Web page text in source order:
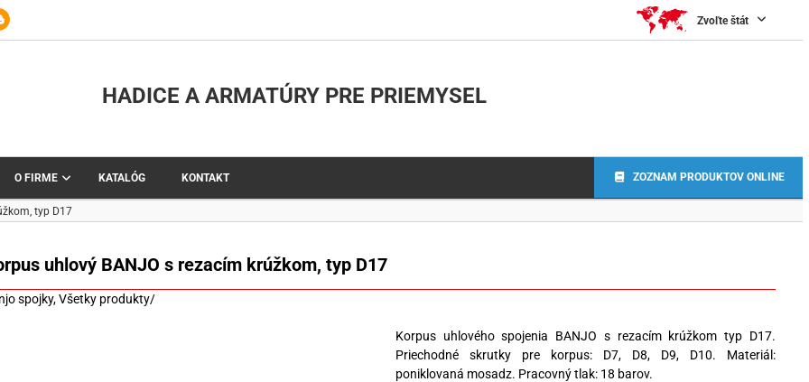
Zvoľte štát
HADICE A ARMATÚRY PRE PRIEMYSEL
O FIRME KATALÓG KONTAKT ZOZNAM PRODUKTOV ONLINE
typ D17
uhlový BANJO s rezacím krúžkom, typ D17
spojky,Všetky produkty/
Korpus uhlového spojenia BANJO s rezacím krúžkom typ D17.
Priechodné skrutky pre korpus: D7, D8, D9, D10. Materiál:
poniklovaná mosadz. Pracovný tlak: 18 barov.